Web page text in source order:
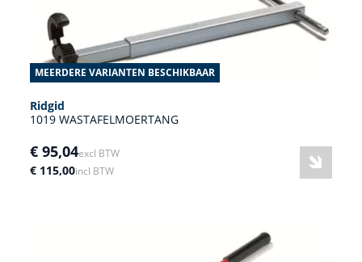
MEERDERE VARIANTEN BESCHIKBAAR
Ridgid
1019 WASTAFELMOERTANG
€ 95,04excl BTW
€ 115,00incl BTW